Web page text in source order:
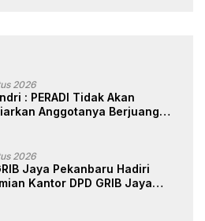
2026
: PERADI Tidak Akan
Anggotanya Berjuang
2026
Jaya Pekanbaru Hadiri
Kantor DPD GRIB Jaya